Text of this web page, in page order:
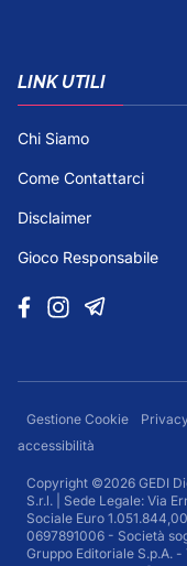
LINK UTILI
Chi Siamo
Come Contattarci
Disclaimer
Gioco Responsabile
Gestione Cookie
accessibilità
Copyright ©2026 GEDI
S.r.l. | Sede Legale: Via
Sociale Euro
0697891006 - Società
Gruppo Editoriale S.p.A.